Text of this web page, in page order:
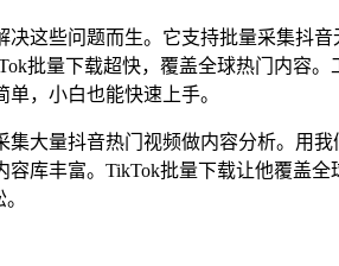
决这些问题而生。它支持批量采集抖
批量下载超快，覆盖全球热门内容
，小白也能快速上手。
集大量抖音热门视频做内容分析。用
库丰富。TikTok批量下载让他覆盖